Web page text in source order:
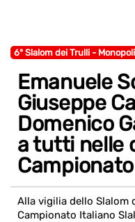
6° Slalom dei Trulli - Monopoli
Emanuele
Giuseppe
Domenico
a tutti nelle
Alla vigilia dello Slalom
Campionato Italiano